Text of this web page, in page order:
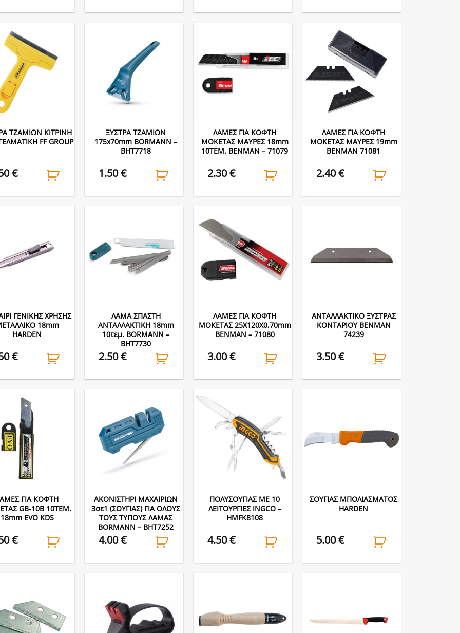
ΤΖΑΜΙΩΝ ΚΙΤΡΙΝΗ
FF GROUP
€
ΞΥΣΤΡΑ ΤΖΑΜΙΩΝ
175x70mm BORMANN –
BHT7718
1.50€
ΛΑΜΕΣ ΓΙΑ ΚΟΦΤΗ
ΜΟΚΕΤΑΣ ΜΑΥΡΕΣ 18mm
10ΤΕΜ. BENMAN – 71079
2.30€
ΛΑΜΕΣ ΓΙΑ ΚΟΦΤΗ
ΜΟΚΕΤΑΣ ΜΑΥΡΕΣ 19mm
BENMAN 71081
2.40€
ΓΕΝΙΚΗΣ ΧΡΗΣΗΣ
18mm
HARDEN
€
ΛΑΜΑ ΣΠΑΣΤΗ
ΑΝΤΑΛΛΑΚΤΙΚΗ 18mm
10τεμ. BORMANN –
BHT7730
2.50€
ΛΑΜΕΣ ΓΙΑ ΚΟΦΤΗ
ΜΟΚΕΤΑΣ 25Χ120Χ0,70mm
BENMAN – 71080
3.00€
ΑΝΤΑΛΛΑΚΤΙΚΟ ΞΥΣΤΡΑΣ
ΚΟΝΤΑΡΙΟΥ BENMAN
74239
3.50€
ΓΙΑ ΚΟΦΤΗ
GB-10B 10ΤΕΜ.
18mm EVO KDS
€
ΑΚΟΝΙΣΤΗΡΙ ΜΑΧΑΙΡΙΩΝ
3σε1 (ΣΟΥΓΙΑΣ) ΓΙΑ ΟΛΟΥΣ
ΤΟΥΣ ΤΥΠΟΥΣ ΛΑΜΑΣ
BORMANN – BHT7252
4.00€
ΠΟΛΥΣΟΥΓΙΑΣ ΜΕ 10
ΛΕΙΤΟΥΡΓΙΕΣ INGCO –
HMFK8108
4.50€
ΣΟΥΓΙΑΣ ΜΠΟΛΙΑΣΜΑΤΟΣ
HARDEN
5.00€